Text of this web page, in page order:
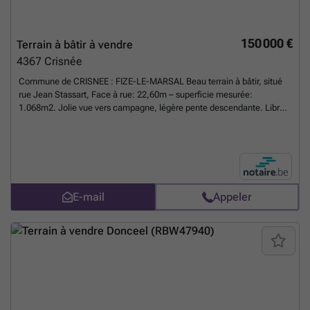
150 000 €
Terrain à bâtir à vendre
4367 Crisnée
Commune de CRISNEE : FIZE-LE-MARSAL Beau terrain à bâtir, situé
rue Jean Stassart, Face à rue: 22,60m – superficie mesurée:
1.068m2. Jolie vue vers campagne, légère pente descendante. Libre
E-mail Appeler